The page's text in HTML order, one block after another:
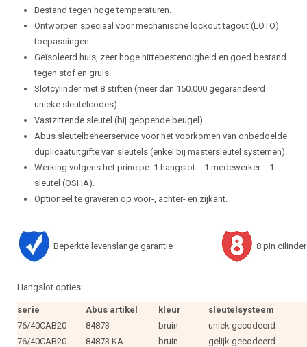
Bestand tegen hoge temperaturen.
Ontworpen speciaal voor mechanische lockout tagout (LOTO)
toepassingen.
Geïsoleerd huis, zeer hoge hittebestendigheid en goed bestand
tegen stof en gruis.
Slotcylinder met 8 stiften (meer dan 150.000 gegarandeerd
unieke sleutelcodes).
Vastzittende sleutel (bij geopende beugel).
Abus sleutelbeheerservice voor het voorkomen van onbedoelde
duplicaatuitgifte van sleutels (enkel bij mastersleutel systemen).
Werking volgens het principe: 1 hangslot = 1 medewerker = 1
sleutel (OSHA).
Optioneel te graveren op voor-, achter- en zijkant.
Beperkte levenslange garantie 8 pin
Hangslot opties:
serie Abus artikel kleur
sleutelsysteem
76/40CAB20
84873 bruin
uniek gecodeerd
76/40CAB20
84873 KA bruin
gelijk gecodeerd